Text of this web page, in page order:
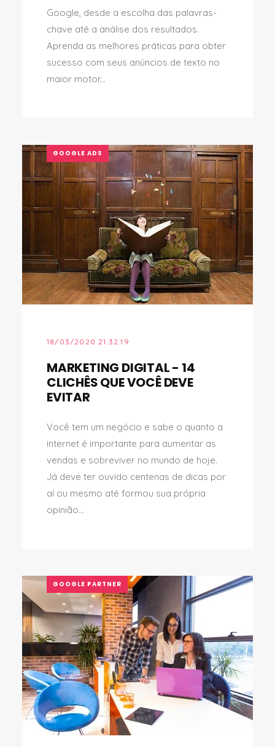
Google, desde a escolha das palavras-
chave até a análise dos resultados.
Aprenda as melhores práticas para obter
sucesso com seus anúncios de texto no
maior motor...
GOOGLE ADS
18/03/2020 21:32:19
MARKETING DIGITAL - 14
CLICHÊS QUE VOCÊ DEVE
EVITAR
Você tem um negócio e sabe o quanto a
internet é importante para aumentar as
vendas e sobreviver no mundo de hoje.
Já deve ter ouvido centenas de dicas por
aí ou mesmo até formou sua própria
opinião...
GOOGLE PARTNER